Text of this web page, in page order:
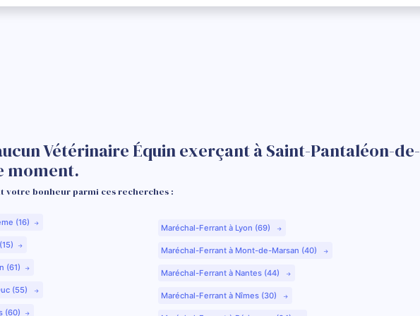
Vétérinaire Équin exerçant à Saint-Pantaléon-de-
moment.
votre bonheur parmi ces recherches :
(16)
(61)
(55)
(60)
Maréchal-Ferrant à Lyon (69)
Maréchal-Ferrant à Mont-de-Marsan (40)
Maréchal-Ferrant à Nantes (44)
Maréchal-Ferrant à Nîmes (30)